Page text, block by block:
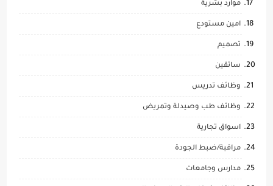
موارد بشرية
امين مستودع
تصميم
سائقين
وظائف تدريس
وظائف طب وصيدلة وتمريض
اسواق تجارية
مراقبة/ضبط الجودة
مدارس وجامعات